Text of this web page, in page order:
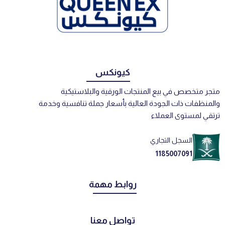
كيونكس
متجر متخصص في بيع المنتجات الورقية والبلاستيكية
والمنظفات ذات الجودة العالية بأسعار جملة تنافسية وخدمة
ترتقي لمستوى العملاء
السجل التجاري
1185007091
روابط مهمة
تواصل معنا